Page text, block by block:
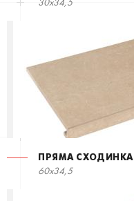
30x34,5
ПРЯМА СХОДИНКА
60x34,5